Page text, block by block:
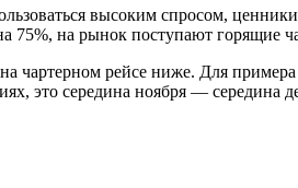
высоким спросом,
75%, на рынок поступают
чартерном рейсе ниже. Для
это середина ноября — середина